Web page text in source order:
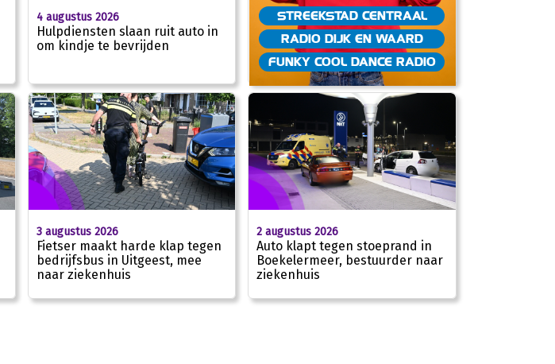
4 augustus 2026
Hulpdiensten slaan ruit auto in
om kindje te bevrijden
STREEKSTAD CENTRAAL
RADIO DIJK EN WAARD
FUNKY COOL DANCE RADIO
3 augustus 2026
Fietser maakt harde klap tegen
bedrijfsbus in Uitgeest, mee
naar ziekenhuis
2 augustus 2026
Auto klapt tegen stoeprand in
Boekelermeer, bestuurder naar
ziekenhuis